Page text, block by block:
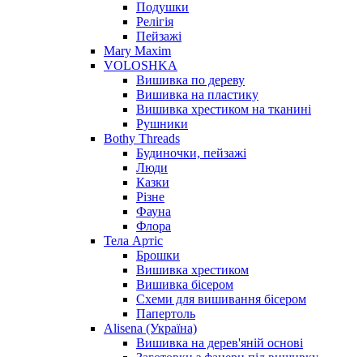
Подушки
Релігія
Пейзажі
Mary Maxim
VOLOSHKA
Вишивка по дереву
Вишивка на пластику
Вишивка хрестиком на тканині
Рушники
Bothy Threads
Будиночки, пейзажі
Люди
Казки
Різне
Фауна
Флора
Тела Артіс
Брошки
Вишивка хрестиком
Вишивка бісером
Схеми для вишивання бісером
Папертоль
Alisena (Україна)
Вишивка на дерев'яній основі